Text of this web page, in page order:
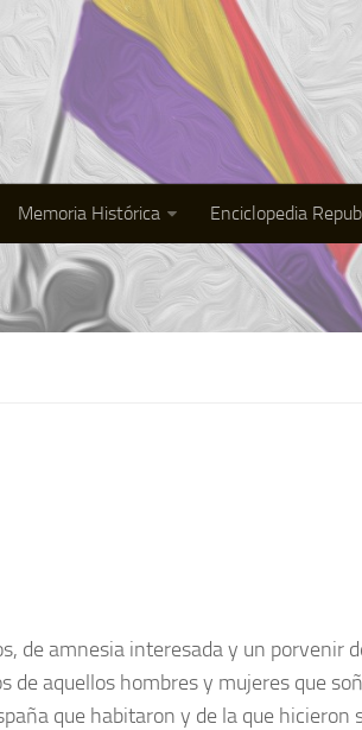
Memoria Histórica Enciclopedia
de amnesia interesada y un porvenir
aquellos hombres y mujeres que
que habitaron y de la que hicieron